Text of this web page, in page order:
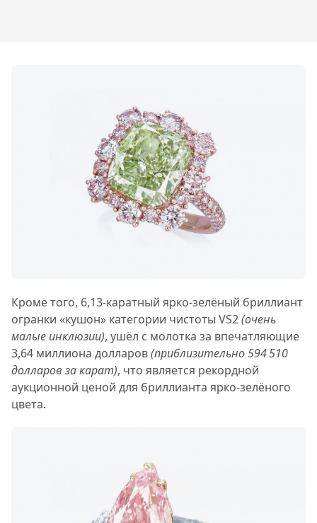
Кроме того, 6,13-каратный ярко-зелёный бриллиант
огранки «кушон» категории чистоты VS2(очень
малые инклюзии), ушёл с молотка за впечатляющие
3,64 миллиона долларов(приблизительно 594 510
долларов за карат), что является рекордной
аукционной ценой для бриллианта ярко-зелёного
цвета.